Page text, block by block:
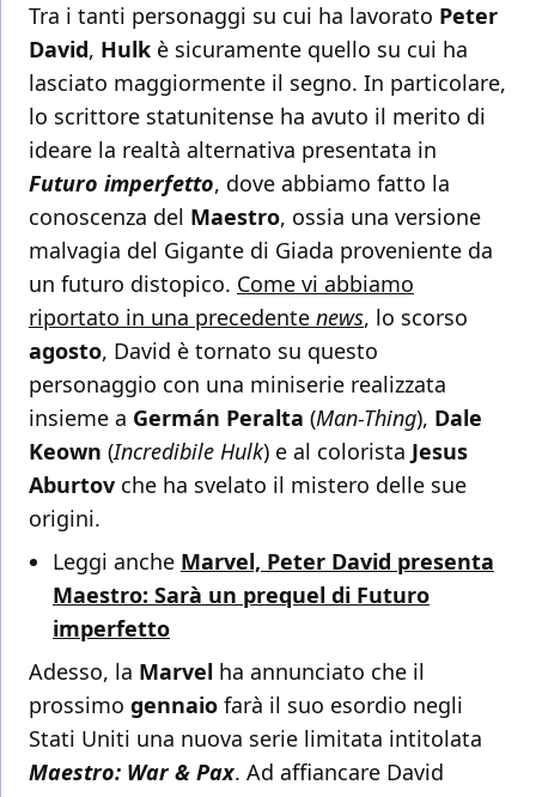
Tra i tanti personaggi su cui ha lavorato Peter
David, Hulk è sicuramente quello su cui ha
lasciato maggiormente il segno. In particolare,
lo scrittore statunitense ha avuto il merito di
ideare la realtà alternativa presentata in
Futuro imperfetto, dove abbiamo fatto la
conoscenza del Maestro, ossia una versione
malvagia del Gigante di Giada proveniente da
un futuro distopico. Come vi abbiamo
riportato in una precedente news, lo scorso
agosto, David è tornato su questo
personaggio con una miniserie realizzata
insieme a Germán Peralta (Man-Thing), Dale
Keown (Incredibile Hulk) e al colorista Jesus
Aburtov che ha svelato il mistero delle sue
origini.
Leggi anche Marvel, Peter David presenta
Maestro: Sarà un prequel di Futuro
imperfetto
Adesso, la Marvel ha annunciato che il
prossimo gennaio farà il suo esordio negli
Stati Uniti una nuova serie limitata intitolata
Maestro: War & Pax. Ad affiancare David